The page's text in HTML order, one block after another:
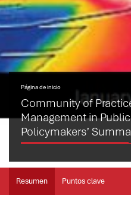
Página de inicio
Community of
Management in
Policymakers’
Resumen Puntos clave